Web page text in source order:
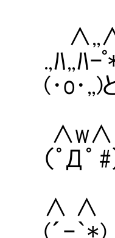
.,ﾊ,,ﾊ-ﾟ
(・o
∧w∧
（ﾟДﾟ
(´-｀